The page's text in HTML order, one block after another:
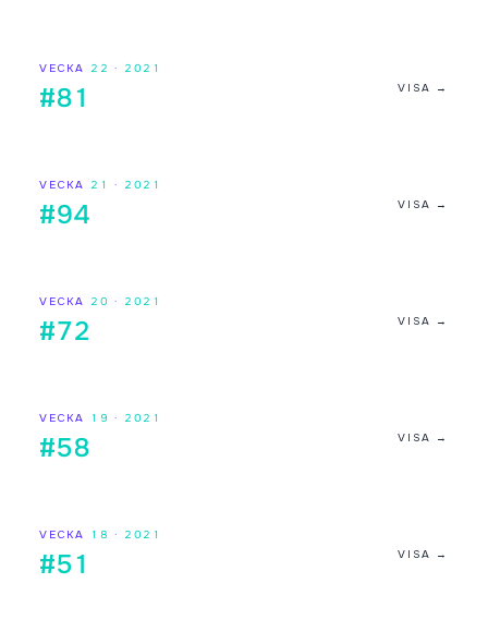
VECKA 22 · 2021
#81 VISA →
VECKA 21 · 2021
#94 VISA →
VECKA 20 · 2021
#72 VISA →
VECKA 19 · 2021
#58 VISA →
VECKA 18 · 2021
#51 VISA →